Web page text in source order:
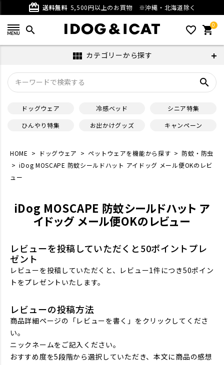
card_giftcard 送料無料 5,500円以上のお買物 ※沖縄・北海道除く
search favorite_outline 0
shopping_cart
view_module カテゴリーから探す
search
ドッグウェア 冷感ベッド
シニア特集
ひんやり特集
お出かけグッズ キャンペーン
HOME ドッグウェア ペットウェアを機能から探す
防蚊・防虫
iDog MOSCAPE 防蚊シールドハット アイドッグ メール便OKのレビ
ュー
iDog MOSCAPE 防蚊シールドハット ア
イドッグ メール便OKのレビュー
レビューを投稿していただくと50ポイントプレ
ゼント
レビューを投稿していただくと、レビュー1件につき50ポイン
トをプレゼントいたします。
レビューの投稿方法
商品詳細ページの「レビューを書く」をクリックしてくださ
い。
ニックネームをご記入ください。
おすすめ度を5段階から選択していただき、本文に商品の感想